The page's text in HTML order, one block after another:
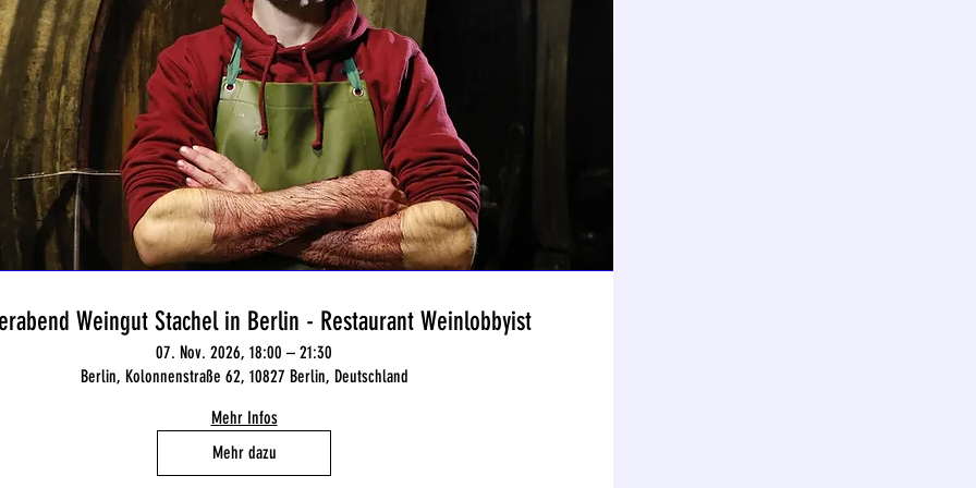
Weingut Stachel in Berlin - Restaurant Weinlobbyist
07. Nov. 2026, 18:00 – 21:30
Berlin, Kolonnenstraße 62, 10827 Berlin, Deutschland
Mehr Infos
Mehr dazu